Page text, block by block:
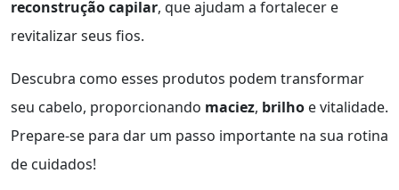
reconstrução capilar, que ajudam a fortalecer e
revitalizar seus fios.
Descubra como esses produtos podem transformar
seu cabelo, proporcionando maciez, brilho e vitalidade.
Prepare-se para dar um passo importante na sua rotina
de cuidados!